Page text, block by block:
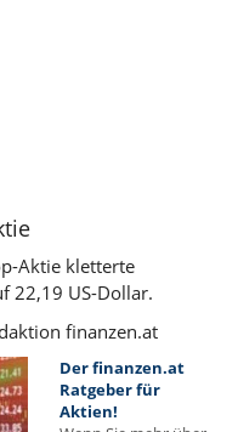
Aktie kletterte
22,19 US-Dollar.
finanzen.at
Der finanzen.at
Ratgeber für
Aktien!